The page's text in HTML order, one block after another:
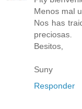
Menos mal
Nos has
preciosas.
Besitos,
Suny
Responder